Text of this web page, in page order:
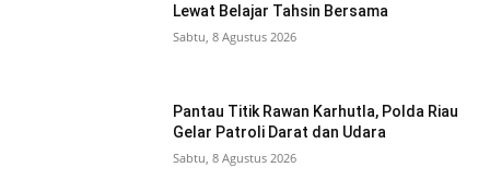
Lewat Belajar Tahsin Bersama
Sabtu, 8 Agustus 2026
Pantau Titik Rawan Karhutla, Polda Riau
Gelar Patroli Darat dan Udara
Sabtu, 8 Agustus 2026